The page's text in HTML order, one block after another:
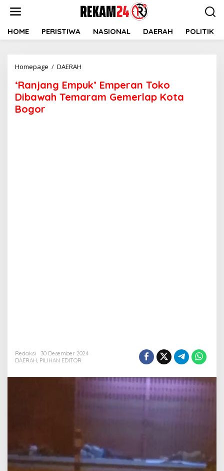
HOME PERISTIWA NASIONAL DAERAH POLITIK
Homepage / DAERAH
Emperan
Toko
‘Ranjang Empuk’ Emperan Toko
Dibawah Temaram Gemerlap Kota
Bogor
Redaksi
30 Desember 2024
DAERAH, PILIHAN EDITOR